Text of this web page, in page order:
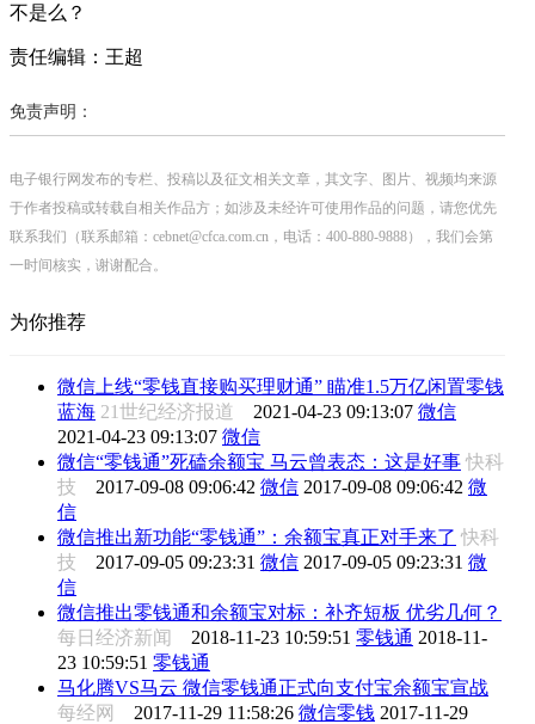
不是么？
责任编辑：王超
免责声明：
电子银行网发布的专栏、投稿以及征文相关文章，其文字、图片、视频均来源
于作者投稿或转载自相关作品方；如涉及未经许可使用作品的问题，请您优先
联系我们（联系邮箱：cebnet@cfca.com.cn，电话：400-880-9888），我们会第
一时间核实，谢谢配合。
为你推荐
微信上线“零钱直接购买理财通” 瞄准1.5万亿闲置零钱
蓝海 21世纪经济报道 2021-04-23 09:13:07 微信
2021-04-23 09:13:07 微信
微信“零钱通”死磕余额宝 马云曾表态：这是好事 快科
技 2017-09-08 09:06:42 微信 2017-09-08 09:06:42 微
信
微信推出新功能“零钱通”：余额宝真正对手来了 快科
技 2017-09-05 09:23:31 微信 2017-09-05 09:23:31 微
信
微信推出零钱通和余额宝对标：补齐短板 优劣几何？
每日经济新闻 2018-11-23 10:59:51 零钱通 2018-11-
23 10:59:51 零钱通
马化腾VS马云 微信零钱通正式向支付宝余额宝宣战
每经网 2017-11-29 11:58:26 微信零钱 2017-11-29